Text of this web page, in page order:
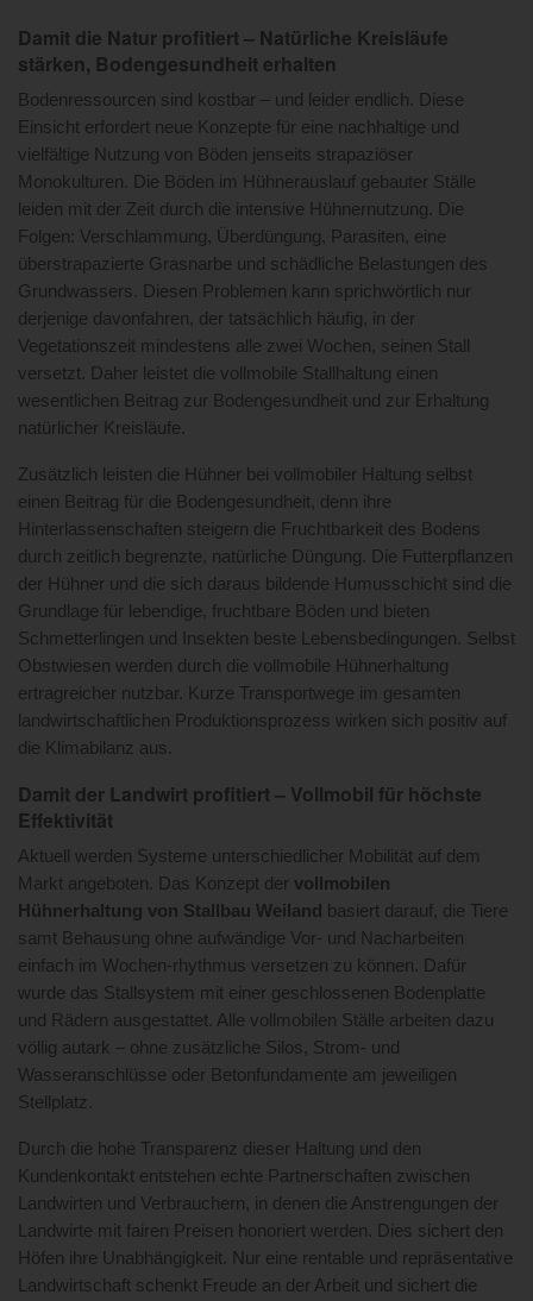
Damit die Natur profitiert – Natürliche Kreisläufe
stärken, Bodengesundheit erhalten
Bodenressourcen sind kostbar – und leider endlich. Diese
Einsicht erfordert neue Konzepte für eine nachhaltige und
vielfältige Nutzung von Böden jenseits strapaziöser
Monokulturen. Die Böden im Hühnerauslauf gebauter Ställe
leiden mit der Zeit durch die intensive Hühnernutzung. Die
Folgen: Verschlammung, Überdüngung, Parasiten, eine
überstrapazierte Grasnarbe und schädliche Belastungen des
Grundwassers. Diesen Problemen kann sprichwörtlich nur
derjenige davonfahren, der tatsächlich häufig, in der
Vegetationszeit mindestens alle zwei Wochen, seinen Stall
versetzt. Daher leistet die vollmobile Stallhaltung einen
wesentlichen Beitrag zur Bodengesundheit und zur Erhaltung
natürlicher Kreisläufe.
Zusätzlich leisten die Hühner bei vollmobiler Haltung selbst
einen Beitrag für die Bodengesundheit, denn ihre
Hinterlassenschaften steigern die Fruchtbarkeit des Bodens
durch zeitlich begrenzte, natürliche Düngung. Die Futterpflanzen
der Hühner und die sich daraus bildende Humusschicht sind die
Grundlage für lebendige, fruchtbare Böden und bieten
Schmetterlingen und Insekten beste Lebensbedingungen. Selbst
Obstwiesen werden durch die vollmobile Hühnerhaltung
ertragreicher nutzbar. Kurze Transportwege im gesamten
landwirtschaftlichen Produktionsprozess wirken sich positiv auf
die Klimabilanz aus.
Damit der Landwirt profitiert – Vollmobil für höchste
Effektivität
Aktuell werden Systeme unterschiedlicher Mobilität auf dem
Markt angeboten. Das Konzept der vollmobilen
Hühnerhaltung von Stallbau Weiland
basiert darauf, die Tiere
samt Behausung ohne aufwändige Vor- und Nacharbeiten
einfach im Wochen-rhythmus versetzen zu können. Dafür
wurde das Stallsystem mit einer geschlossenen Bodenplatte
und Rädern ausgestattet. Alle vollmobilen Ställe arbeiten dazu
völlig autark – ohne zusätzliche Silos, Strom- und
Wasseranschlüsse oder Betonfundamente am jeweiligen
Stellplatz.
Durch die hohe Transparenz dieser Haltung und den
Kundenkontakt entstehen echte Partnerschaften zwischen
Landwirten und Verbrauchern, in denen die Anstrengungen der
Landwirte mit fairen Preisen honoriert werden. Dies sichert den
Höfen ihre Unabhängigkeit. Nur eine rentable und repräsentative
Landwirtschaft schenkt Freude an der Arbeit und sichert die